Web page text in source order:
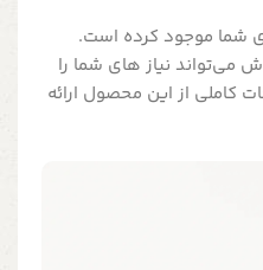
شما موجود کرده است.
می‌تواند نیاز های شما را
کاملی از این محصول ارائه